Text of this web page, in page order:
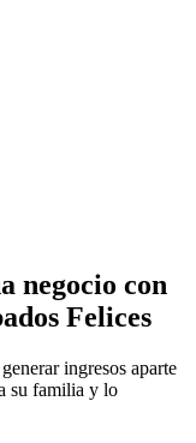
negocio con
Felices
ingresos aparte
su familia y lo